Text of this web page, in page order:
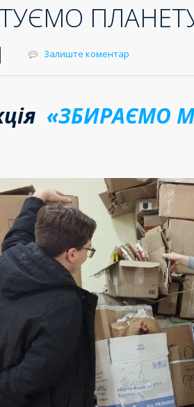
Залиште коментар
«ЗБИРАЄМО